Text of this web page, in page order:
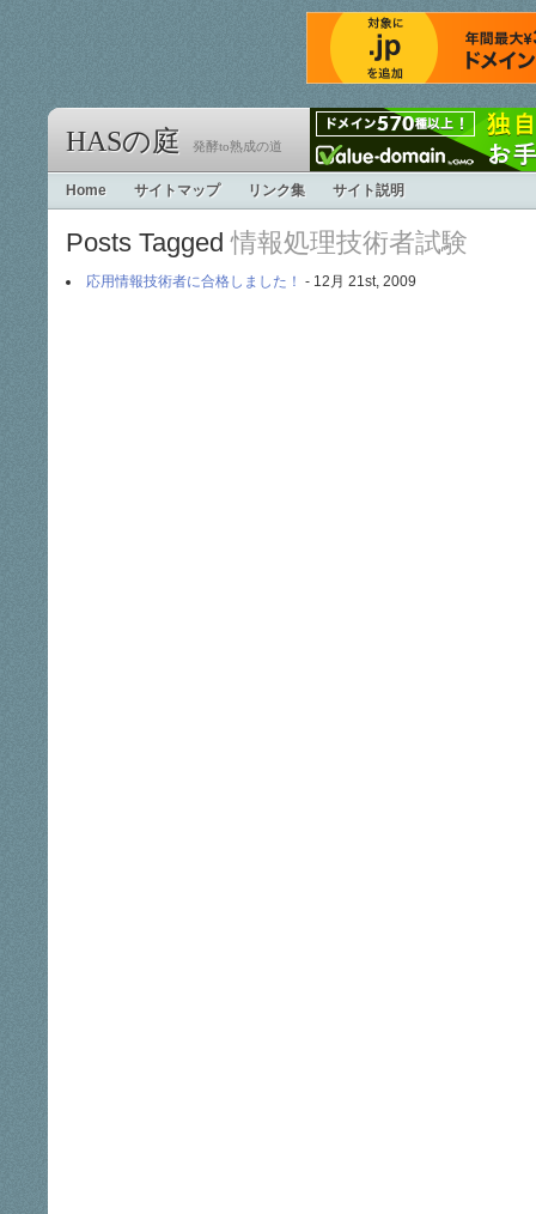
HASの庭 発酵to熟成の道
Home サイトマップ リンク集 サイト説明
Posts Tagged情報処理技術者試験
応用情報技術者に合格しました！ - 12月 21st, 2009